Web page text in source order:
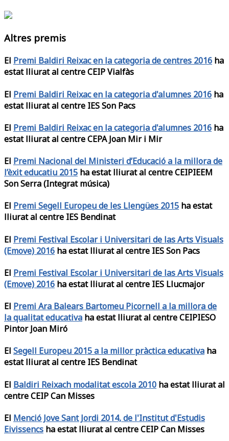
Altres premis
El Premi Baldiri Reixac en la categoria de centres 2016 ha
estat lliurat al centre CEIP Vialfàs
El Premi Baldiri Reixac en la categoria d'alumnes 2016 ha
estat lliurat al centre IES Son Pacs
El Premi Baldiri Reixac en la categoria d'alumnes 2016 ha
estat lliurat al centre CEPA Joan Mir i Mir
El Premi Nacional del Ministeri d’Educació a la millora de
l’èxit educatiu 2015 ha estat lliurat al centre CEIPIEEM
Son Serra (Integrat música)
El Premi Segell Europeu de les Llengües 2015 ha estat
lliurat al centre IES Bendinat
El Premi Festival Escolar i Universitari de las Arts Visuals
(Emove) 2016 ha estat lliurat al centre IES Son Pacs
El Premi Festival Escolar i Universitari de las Arts Visuals
(Emove) 2016 ha estat lliurat al centre IES Llucmajor
El Premi Ara Balears Bartomeu Picornell a la millora de
la qualitat educativa ha estat lliurat al centre CEIPIESO
Pintor Joan Miró
El Segell Europeu 2015 a la millor pràctica educativa ha
estat lliurat al centre IES Bendinat
El Baldiri Reixach modalitat escola 2010 ha estat lliurat al
centre CEIP Can Misses
El Menció Jove Sant Jordi 2014, de l'Institut d'Estudis
Eivissencs ha estat lliurat al centre CEIP Can Misses